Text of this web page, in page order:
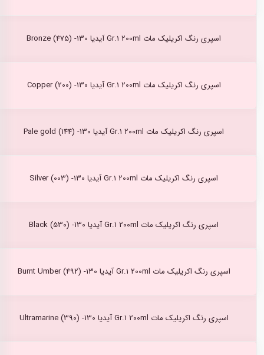
اسپری رنگ اکریلیک مات Gr.1 200ml آیدیا Bronze (475) -130
اسپری رنگ اکریلیک مات Gr.1 200ml آیدیا Copper (200) -130
اسپری رنگ اکریلیک مات Gr.1 200ml آیدیا Pale gold (144) -130
اسپری رنگ اکریلیک مات Gr.1 200ml آیدیا Silver (003) -130
اسپری رنگ اکریلیک مات Gr.1 200ml آیدیا Black (530) -130
اسپری رنگ اکریلیک مات Gr.1 200ml آیدیا Burnt Umber (492) -130
اسپری رنگ اکریلیک مات Gr.1 200ml آیدیا Ultramarine (390) -130